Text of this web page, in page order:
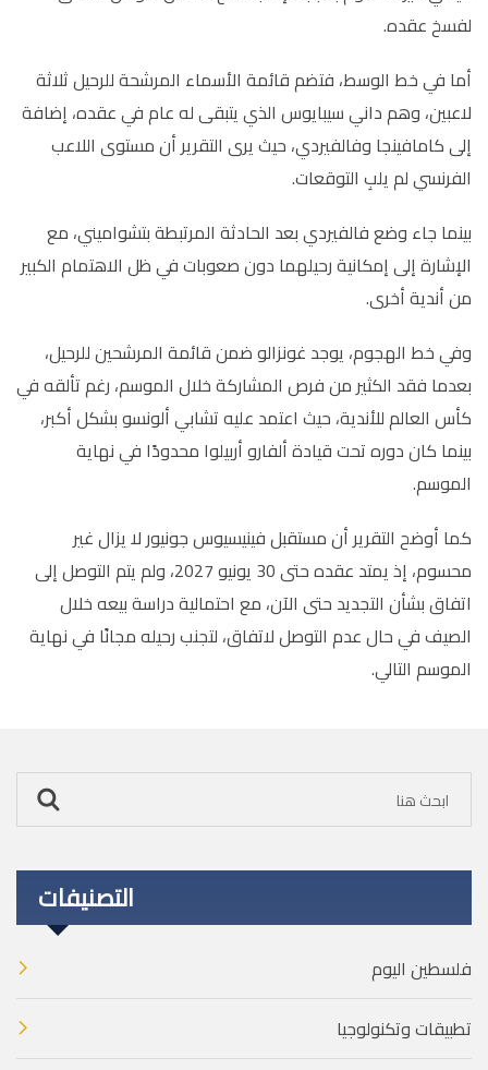
لفسخ عقده.
أما في خط الوسط، فتضم قائمة الأسماء المرشحة للرحيل ثلاثة
لاعبين، وهم داني سيبايوس الذي يتبقى له عام في عقده، إضافة
إلى كامافينجا وفالفيردي، حيث يرى التقرير أن مستوى اللاعب
الفرنسي لم يلبِ التوقعات.
بينما جاء وضع فالفيردي بعد الحادثة المرتبطة بتشواميني، مع
الإشارة إلى إمكانية رحيلهما دون صعوبات في ظل الاهتمام الكبير
من أندية أخرى.
وفي خط الهجوم، يوجد غونزالو ضمن قائمة المرشحين للرحيل،
بعدما فقد الكثير من فرص المشاركة خلال الموسم، رغم تألقه في
كأس العالم للأندية، حيث اعتمد عليه تشابي ألونسو بشكل أكبر،
بينما كان دوره تحت قيادة ألفارو أربيلوا محدودًا في نهاية
الموسم.
كما أوضح التقرير أن مستقبل فينيسيوس جونيور لا يزال غير
محسوم، إذ يمتد عقده حتى 30 يونيو 2027، ولم يتم التوصل إلى
اتفاق بشأن التجديد حتى الآن، مع احتمالية دراسة بيعه خلال
الصيف في حال عدم التوصل لاتفاق، لتجنب رحيله مجانًا في نهاية
الموسم التالي.
التصنيفات
فلسطين اليوم
تطبيقات وتكنولوجيا